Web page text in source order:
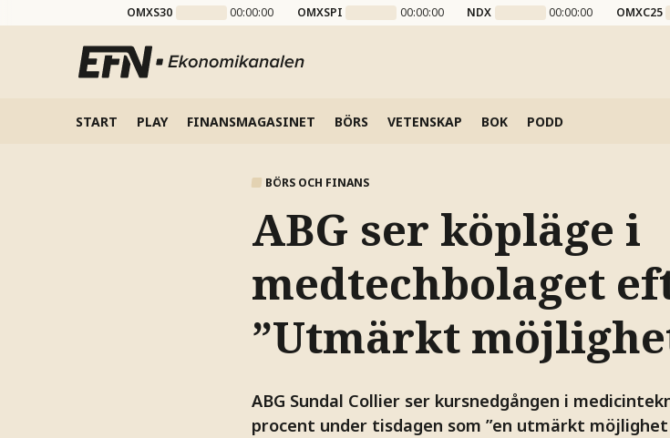
OMXS30 00:00:00 OMXSPI 00:00:00 NDX 00:00:00 OMXC25
START PLAY FINANSMAGASINET BÖRS VETENSKAP BOK PODD
BÖRS OCH FINANS
ABG ser köpläge i
medtechbolaget
”Utmärkt
ABG Sundal Collier ser kursnedgången i
procent under tisdagen som ”en utmärkt